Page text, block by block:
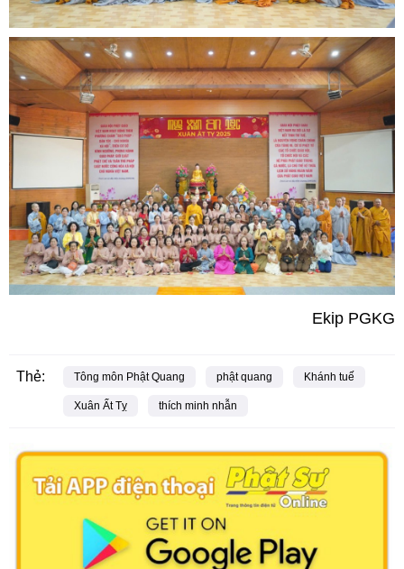
Ekip PGKG
Thẻ: Tông môn Phật Quang phật quang Khánh tuế
Xuân Ất Tỵ thích minh nhẫn